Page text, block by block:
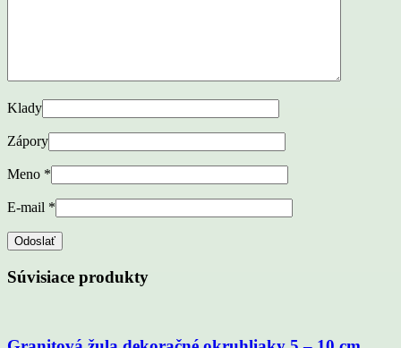
Klady
Zápory
Meno *
E-mail *
Súvisiace produkty